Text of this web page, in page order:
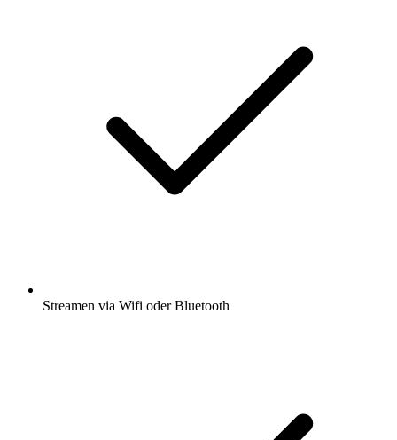
Streamen via Wifi oder Bluetooth